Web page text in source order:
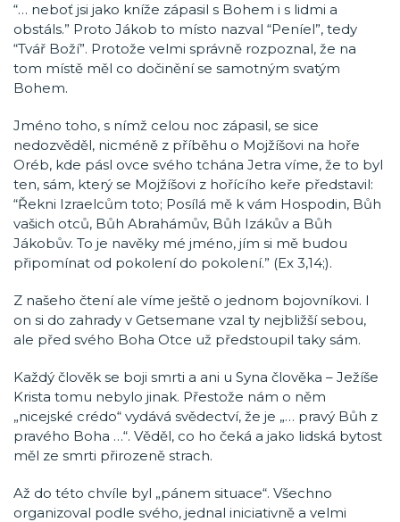
“… neboť jsi jako kníže zápasil s Bohem i s lidmi a
obstáls.” Proto Jákob to místo nazval “Peníel”, tedy
“Tvář Boží”. Protože velmi správně rozpoznal, že na
tom místě měl co dočinění se samotným svatým
Bohem.
Jméno toho, s nímž celou noc zápasil, se sice
nedozvěděl, nicméně z příběhu o Mojžíšovi na hoře
Oréb, kde pásl ovce svého tchána Jetra víme, že to byl
ten, sám, který se Mojžíšovi z hořícího keře představil:
“Řekni Izraelcům toto; Posílá mě k vám Hospodin, Bůh
vašich otců, Bůh Abrahámův, Bůh Izákův a Bůh
Jákobův. To je navěky mé jméno, jím si mě budou
připomínat od pokolení do pokolení.” (Ex 3,14;).
Z našeho čtení ale víme ještě o jednom bojovníkovi. I
on si do zahrady v Getsemane vzal ty nejbližší sebou,
ale před svého Boha Otce už předstoupil taky sám.
Každý člověk se boji smrti a ani u Syna člověka – Ježíše
Krista tomu nebylo jinak. Přestože nám o něm
„nicejské crédo“ vydává svědectví, že je „… pravý Bůh z
pravého Boha …“. Věděl, co ho čeká a jako lidská bytost
měl ze smrti přirozeně strach.
Až do této chvíle byl „pánem situace“. Všechno
organizoval podle svého, jednal iniciativně a velmi